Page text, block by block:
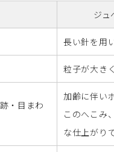
ジュ
長い針を用
粒子が大き
・目まわ
加齢に伴い
このへこみ
な仕上がり